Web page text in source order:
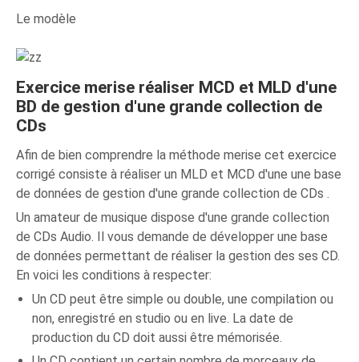
Le modèle
Exercice merise réaliser MCD et MLD d'une
BD de gestion d'une grande collection de
CDs
Afin de bien comprendre la méthode merise cet exercice
corrigé consiste à réaliser un MLD et MCD d'une une base
de données de gestion d'une grande collection de CDs .
Un amateur de musique dispose d'une grande collection
de CDs Audio. Il vous demande de développer une base
de données permettant de réaliser la gestion des ses CD.
En voici les conditions à respecter:
Un CD peut être simple ou double, une compilation ou
non, enregistré en studio ou en live. La date de
production du CD doit aussi être mémorisée.